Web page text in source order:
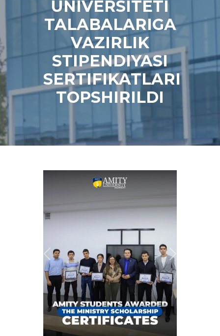
UNIVERSITETI
TALABALARIGA
VAZIRLIK
STIPENDIYASI
SERTIFIKATLARI
TOPSHIRILDI
Previous Next